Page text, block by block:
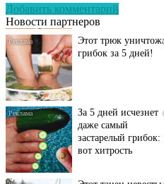
Добавить комментарий
Новости партнеров
грибок за 5 дней!
даже самый
застарелый грибок:
вот хитрость